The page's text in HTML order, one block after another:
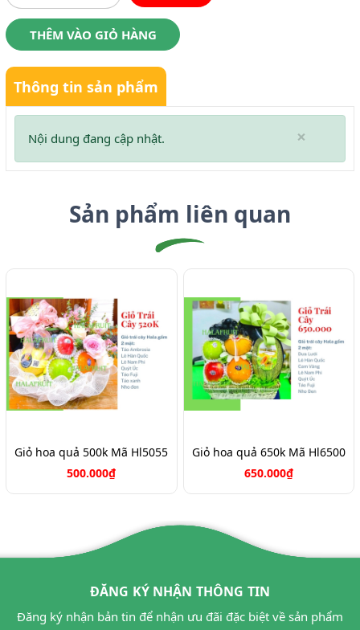
THÊM VÀO GIỎ HÀNG
Thông tin sản phẩm
×
Nội dung đang cập nhật.
Sản phẩm liên quan
Giỏ hoa quả 500k Mã Hl5055
500.000₫
Giỏ hoa quả 650k Mã Hl6500
650.000₫
ĐĂNG KÝ NHẬN THÔNG TIN
Đăng ký nhận bản tin để nhận ưu đãi đặc biệt về sản phẩm